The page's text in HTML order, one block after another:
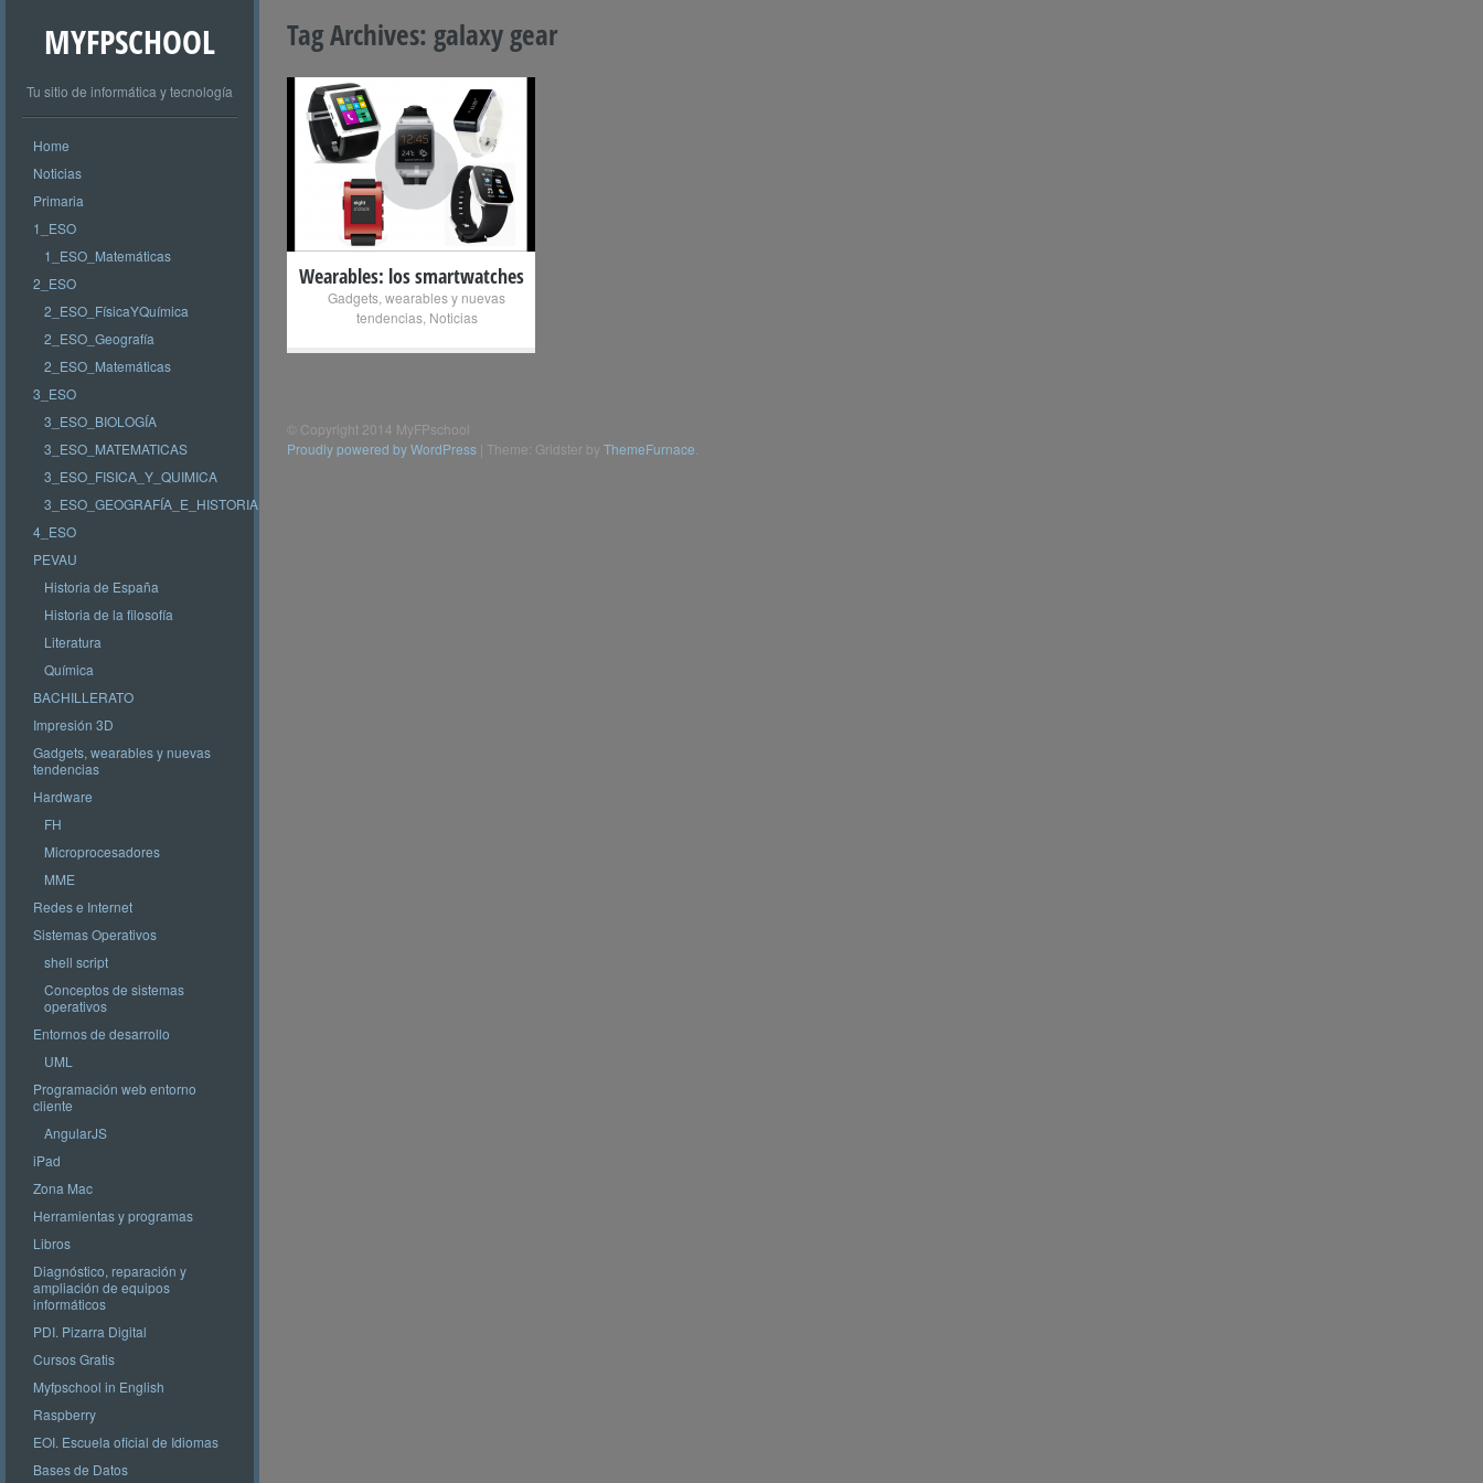
MYFPSCHOOL
Tu sitio de informática y tecnología
Home
Noticias
Primaria
1_ESO
1_ESO_Matemáticas
2_ESO
2_ESO_FísicaYQuímica
2_ESO_Geografía
2_ESO_Matemáticas
3_ESO
3_ESO_BIOLOGÍA
3_ESO_MATEMATICAS
3_ESO_FISICA_Y_QUIMICA
3_ESO_GEOGRAFÍA_E_HISTORIA
4_ESO
PEVAU
Historia de España
Historia de la filosofía
Literatura
Química
BACHILLERATO
Impresión 3D
Gadgets, wearables y nuevas
tendencias
Hardware
FH
Microprocesadores
MME
Redes e Internet
Sistemas Operativos
shell script
Conceptos de sistemas
operativos
Entornos de desarrollo
UML
Programación web entorno
cliente
AngularJS
iPad
Zona Mac
Herramientas y programas
Libros
Diagnóstico, reparación y
ampliación de equipos
informáticos
PDI. Pizarra Digital
Cursos Gratis
Myfpschool in English
Raspberry
EOI. Escuela oficial de Idiomas
Bases de Datos
Tag Archives: galaxy gear
+
Wearables: los smartwatches
Gadgets, wearables y nuevas
tendencias, Noticias
© Copyright 2014 MyFPschool
Proudly powered by WordPress Theme: Gridster by ThemeFurnace